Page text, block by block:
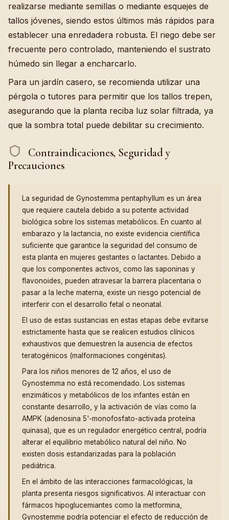
realizarse mediante semillas o mediante esquejes de
tallos jóvenes, siendo estos últimos más rápidos para
establecer una enredadera robusta. El riego debe ser
frecuente pero controlado, manteniendo el sustrato
húmedo sin llegar a encharcarlo.
Para un jardín casero, se recomienda utilizar una
pérgola o tutores para permitir que los tallos trepen,
asegurando que la planta reciba luz solar filtrada, ya
que la sombra total puede debilitar su crecimiento.
Contraindicaciones, Seguridad y
Precauciones
La seguridad de Gynostemma pentaphyllum es un área
que requiere cautela debido a su potente actividad
biológica sobre los sistemas metabólicos. En cuanto al
embarazo y la lactancia, no existe evidencia científica
suficiente que garantice la seguridad del consumo de
esta planta en mujeres gestantes o lactantes. Debido a
que los componentes activos, como las saponinas y
flavonoides, pueden atravesar la barrera placentaria o
pasar a la leche materna, existe un riesgo potencial de
interferir con el desarrollo fetal o neonatal.
El uso de estas sustancias en estas etapas debe evitarse
estrictamente hasta que se realicen estudios clínicos
exhaustivos que demuestren la ausencia de efectos
teratogénicos (malformaciones congénitas).
Para los niños menores de 12 años, el uso de
Gynostemma no está recomendado. Los sistemas
enzimáticos y metabólicos de los infantes están en
constante desarrollo, y la activación de vías como la
AMPK (adenosina 5'-monofosfato-activada proteína
quinasa), que es un regulador energético central, podría
alterar el equilibrio metabólico natural del niño. No
existen dosis estandarizadas para la población
pediátrica.
En el ámbito de las interacciones farmacológicas, la
planta presenta riesgos significativos. Al interactuar con
fármacos hipoglucemiantes como la metformina,
Gynostemme podría potenciar el efecto de reducción de